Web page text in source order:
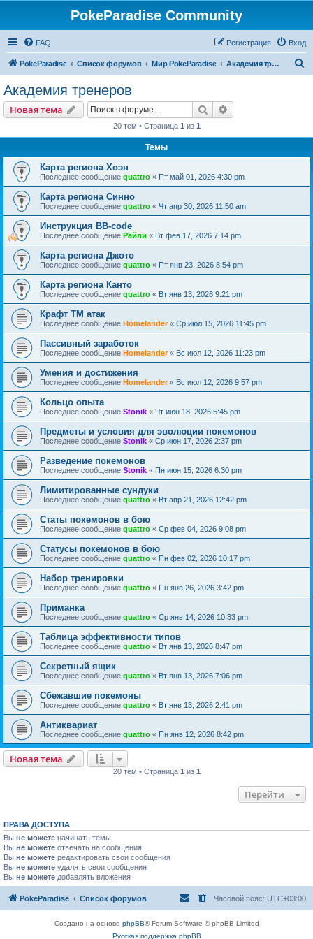
PokeParadise Community
FAQ Вход
Регистрация
PokeParadise Список форумов Мир PokeParadise Академия тренеров
Академия тренеров
Новая тема Поиск
20 тем • Страница 1 из 1
Темы
Карта региона Хоэн
Последнее сообщение quattro « Пт май 01, 2026 4:30 pm
Карта региона Синно
Последнее сообщение quattro « Чт апр 30, 2026 11:50 am
Инструкция BB-code
Последнее сообщение Райли « Вт фев 17, 2026 7:14 pm
Карта региона Джото
Последнее сообщение quattro « Пт янв 23, 2026 8:54 pm
Карта региона Канто
Последнее сообщение quattro « Вт янв 13, 2026 9:21 pm
Крафт ТМ атак
Последнее сообщение Homelander« Ср июл 15, 2026 11:45 pm
Пассивный заработок
Последнее сообщение Homelander« Вс июл 12, 2026 11:23 pm
Умения и достижения
Последнее сообщение Homelander« Вс июл 12, 2026 9:57 pm
Кольцо опыта
Последнее сообщение Stonik « Чт июн 18, 2026 5:45 pm
Предметы и условия для эволюции покемонов
Последнее сообщение Stonik « Ср июн 17, 2026 2:37 pm
Разведение покемонов
Последнее сообщение Stonik « Пн июн 15, 2026 6:30 pm
Лимитированные сундуки
Последнее сообщение quattro « Вт апр 21, 2026 12:42 pm
Статы покемонов в бою
Последнее сообщение quattro « Ср фев 04, 2026 9:08 pm
Статусы покемонов в бою
Последнее сообщение quattro « Пн фев 02, 2026 10:17 pm
Набор тренировки
Последнее сообщение quattro « Пн янв 26, 2026 3:42 pm
Приманка
Последнее сообщение quattro « Ср янв 14, 2026 10:33 pm
Таблица эффективности типов
Последнее сообщение quattro « Вт янв 13, 2026 8:47 pm
Секретный ящик
Последнее сообщение quattro « Вт янв 13, 2026 7:06 pm
Сбежавшие покемоны
Последнее сообщение quattro « Вт янв 13, 2026 2:41 pm
Антиквариат
Последнее сообщение quattro « Пн янв 12, 2026 8:42 pm
Новая тема
20 тем • Страница 1 из 1
Перейти
ПРАВА ДОСТУПА
Вы не можете начинать темы
Вы не можете отвечать на сообщения
Вы не можете редактировать свои сообщения
Вы не можете удалять свои сообщения
Вы не можете добавлять вложения
PokeParadise Список форумов Часовой пояс: UTC+03:00
Создано на основе phpBB® Forum Software © phpBB Limited
Русская поддержка phpBB